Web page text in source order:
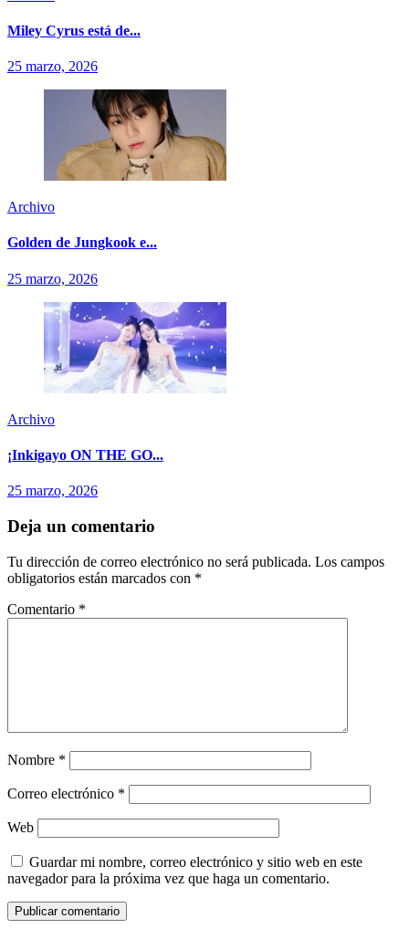
Miley Cyrus está de...
25 marzo, 2026
Archivo
Golden de Jungkook e...
25 marzo, 2026
Archivo
¡Inkigayo ON THE GO...
25 marzo, 2026
Deja un comentario
Tu dirección de correo electrónico no será publicada. Los campos
obligatorios están marcados con *
Comentario *
Nombre *
Correo electrónico *
Web
Guardar mi nombre, correo electrónico y sitio web en este
navegador para la próxima vez que haga un comentario.